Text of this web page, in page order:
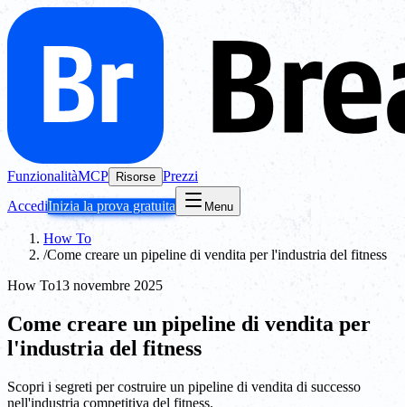
FunzionalitàMCP Risorse Prezzi
AccediInizia la prova gratuita Menu
How To
/Come creare un pipeline di vendita per l'industria del fitness
How To13 novembre 2025
Come creare un pipeline di vendita per
l'industria del fitness
Scopri i segreti per costruire un pipeline di vendita di successo
nell'industria competitiva del fitness.